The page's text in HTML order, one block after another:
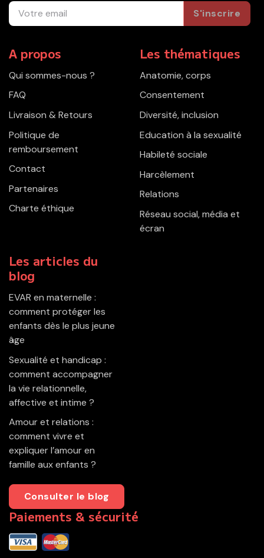
S'inscrire
A propos
Qui sommes-nous ?
FAQ
Livraison & Retours
Politique de
remboursement
Contact
Partenaires
Charte éthique
Les thématiques
Anatomie, corps
Consentement
Diversité, inclusion
Education à la sexualité
Habileté sociale
Harcèlement
Relations
Réseau social, média et
écran
Les articles du
blog
EVAR en maternelle :
comment protéger les
enfants dès le plus jeune
âge
Sexualité et handicap :
comment accompagner
la vie relationnelle,
affective et intime ?
Amour et relations :
comment vivre et
expliquer l’amour en
famille aux enfants ?
Consulter le blog
Paiements & sécurité